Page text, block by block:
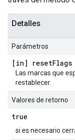
Detalles
Parámetros
[in] resetFlags
Las marcas que
restablecer.
Valores de retorno
true
si es necesario